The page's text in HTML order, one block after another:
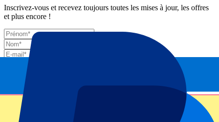
Inscrivez-vous et recevez toujours toutes les mises à jour, les offres
et plus encore !
Envoyer
Vos informations seront utilisées conformément à notre
Privacy
.
Merci d'avoir envoyé le formulaire !